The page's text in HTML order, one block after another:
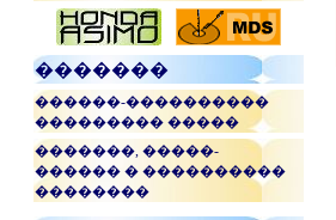
�������
������-����������
��������� �����
�������, �����-
������ � ����������
��������